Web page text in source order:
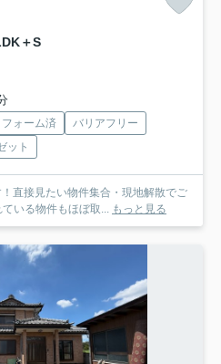
＋S
フォーム済
バリアフリー
ット
直接見たい物件集合・現地解散でご
いる物件もほぼ取... もっと見る